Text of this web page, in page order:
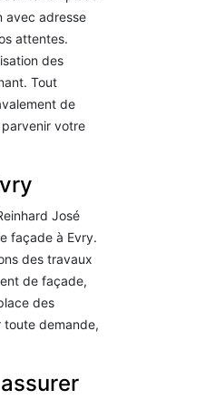
avec adresse
attentes.
des
Tout
de
votre
José
façade à Evry.
des travaux
de façade,
des
demande,